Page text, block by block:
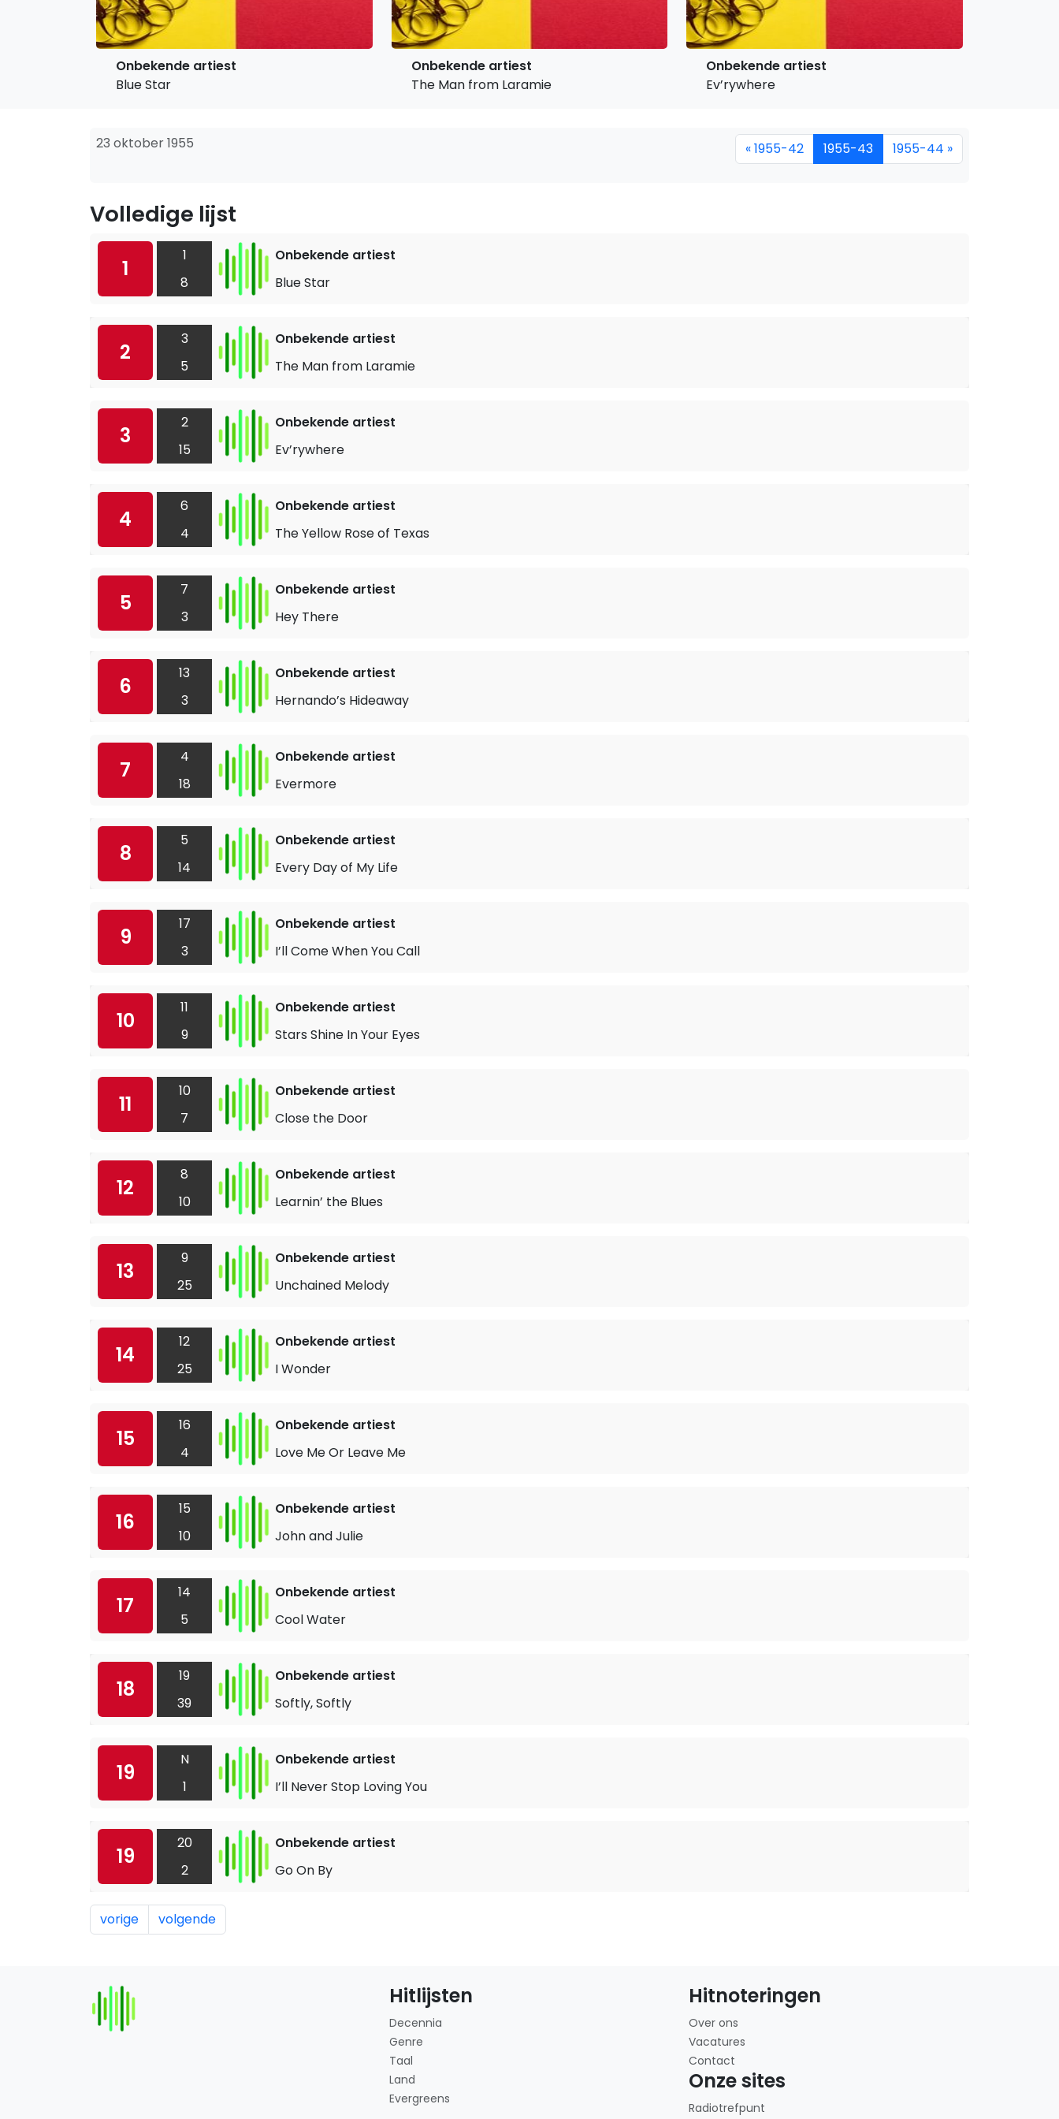
Onbekende artiest
Blue Star
Onbekende artiest
The Man from Laramie
Onbekende artiest
Ev’rywhere
23 oktober 1955 « 1955-42 1955-43 1955-44 »
Volledige lijst
1
1
8
Onbekende artiest
Blue Star
2
3
5
Onbekende artiest
The Man from Laramie
3
2
15
Onbekende artiest
Ev’rywhere
4
6
4
Onbekende artiest
The Yellow Rose of Texas
5
7
3
Onbekende artiest
Hey There
6
13
3
Onbekende artiest
Hernando’s Hideaway
7
4
18
Onbekende artiest
Evermore
8
5
14
Onbekende artiest
Every Day of My Life
9
17
3
Onbekende artiest
I’ll Come When You Call
10
11
9
Onbekende artiest
Stars Shine In Your Eyes
11
10
7
Onbekende artiest
Close the Door
12
8
10
Onbekende artiest
Learnin’ the Blues
13
9
25
Onbekende artiest
Unchained Melody
14
12
25
Onbekende artiest
I Wonder
15
16
4
Onbekende artiest
Love Me Or Leave Me
16
15
10
Onbekende artiest
John and Julie
17
14
5
Onbekende artiest
Cool Water
18
19
39
Onbekende artiest
Softly, Softly
19
N
1
Onbekende artiest
I’ll Never Stop Loving You
19
20
2
Onbekende artiest
Go On By
vorige volgende
Hitlijsten
Decennia
Genre
Taal
Land
Evergreens
Hitnoteringen
Over ons
Vacatures
Contact
Onze sites
Radiotrefpunt